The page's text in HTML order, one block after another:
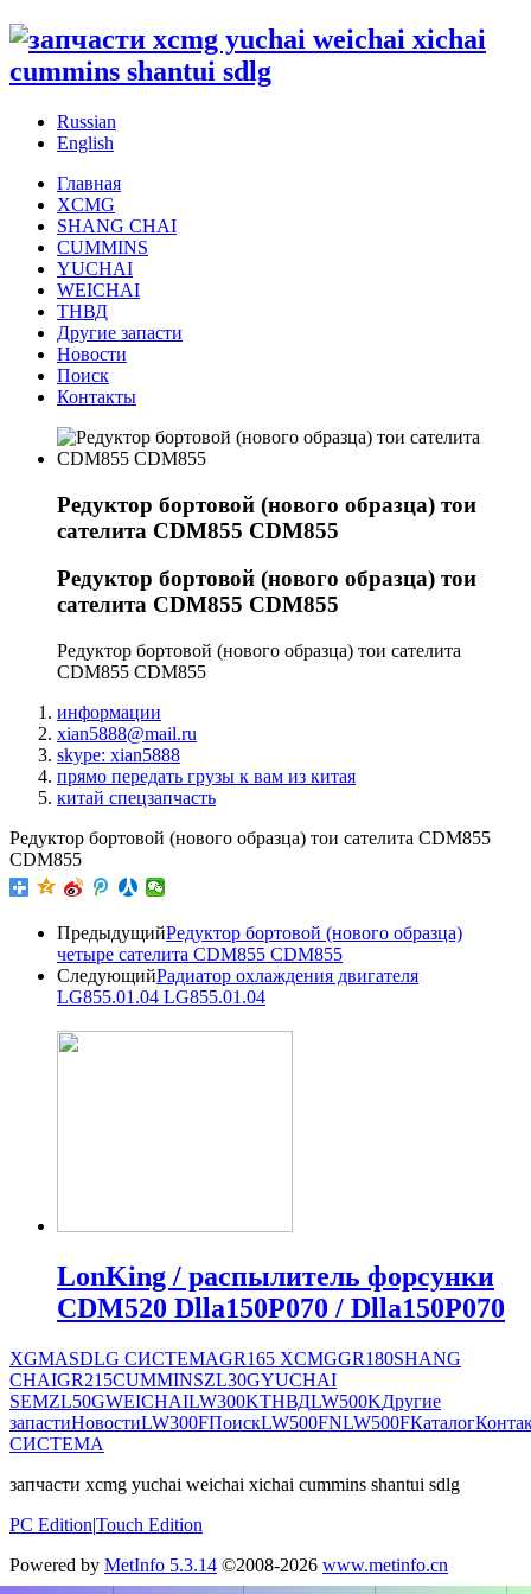
Russian
English
Главная
XCMG
SHANG CHAI
CUMMINS
YUCHAI
WEICHAI
ТНВД
Другие запасти
Новости
Поиск
Контакты
Редуктор бортовой (нового образца) тои
сателита CDM855 CDM855
Редуктор бортовой (нового образца) тои
сателита CDM855 CDM855
Редуктор бортовой (нового образца) тои сателита
CDM855 CDM855
информации
xian5888@mail.ru
skype: xian5888
прямо передать грузы к вам из китая
китай спецзапчасть
Редуктор бортовой (нового образца) тои сателита CDM855
CDM855
ПредыдущийРедуктор бортовой (нового образца)
четыре сателита CDM855 CDM855
СледующийРадиатор охлаждения двигателя
LG855.01.04 LG855.01.04
LonKing / распылитель форсунки
CDM520 Dlla150P070 / Dlla150P070
XGMASDLG СИСТЕМАGR165 XCMGGR180SHANG
CHAIGR215CUMMINSZL30GYUCHAI
SEMZL50GWEICHAILW300KТНВДLW500KДругие
запастиНовостиLW300FПоискLW500FNLW500FКаталог
СИСТЕМА
запчасти xcmg yuchai weichai xichai cummins shantui sdlg
PC Edition|Touch Edition
Powered by MetInfo 5.3.14 ©2008-2026 www.metinfo.cn